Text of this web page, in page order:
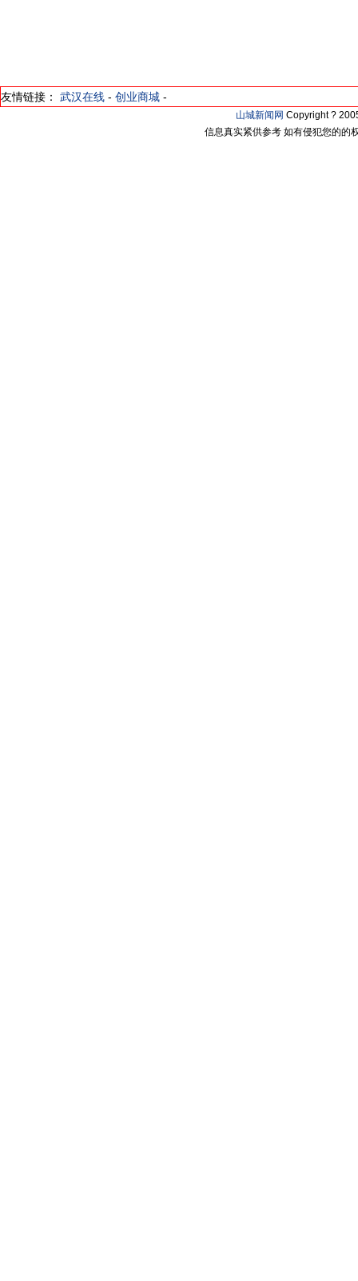
友情链接： 武汉在线 - 创业商城 -
山城新闻网 Copyright ?
信息真实紧供参考 如有侵犯您的的